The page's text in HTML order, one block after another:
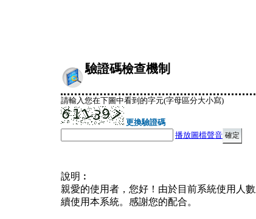
驗證碼檢查機制
請輸入您在下圖中看到的字元(字母區分大小寫)
更換驗證碼
播放圖檔聲音
說明︰
親愛的使用者，您好！由於目前系統使用人
續使用本系統。感謝您的配合。